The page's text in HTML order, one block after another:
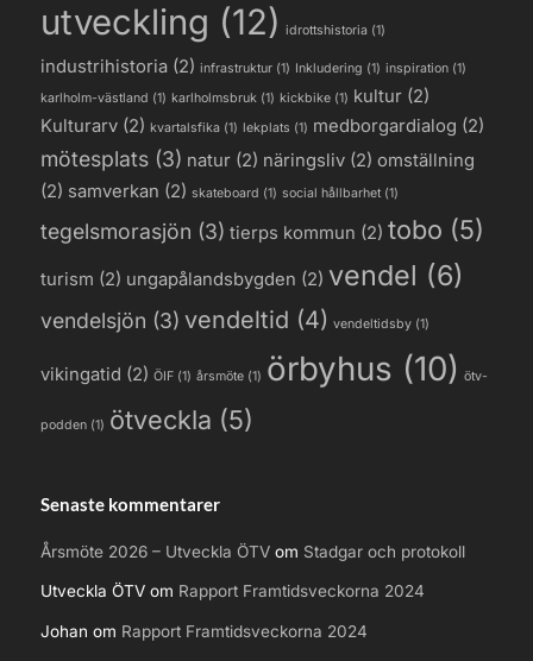
utveckling (12) idrottshistoria (1)
industrihistoria (2) infrastruktur (1) Inkludering (1) inspiration (1)
karlholm-västland (1) karlholmsbruk (1) kickbike (1) kultur (2)
Kulturarv (2) kvartalsfika (1) lekplats (1) medborgardialog (2)
mötesplats (3) natur (2) näringsliv (2) omställning
(2) samverkan (2) skateboard (1) social hållbarhet (1)
tegelsmorasjön (3) tierps kommun (2) tobo (5)
turism (2) ungapålandsbygden (2) vendel (6)
vendelsjön (3) vendeltid (4) vendeltidsby (1)
vikingatid (2) ÖIF (1) årsmöte (1) örbyhus (10) ötv-
podden (1) ötveckla (5)
Senaste kommentarer
Årsmöte 2026 – Utveckla ÖTV om Stadgar och protokoll
Utveckla ÖTV om Rapport Framtidsveckorna 2024
Johan om Rapport Framtidsveckorna 2024